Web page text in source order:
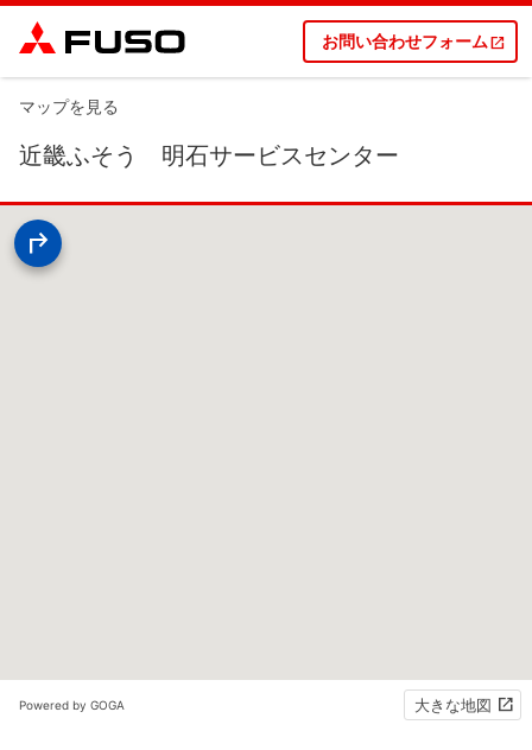
お問い合わせフォーム
マップを見る
近畿ふそう 明石サービスセンター
Powered by GOGA 大きな地図